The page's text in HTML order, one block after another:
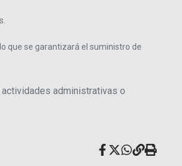
que se garantizará el suministro de
administrativas o